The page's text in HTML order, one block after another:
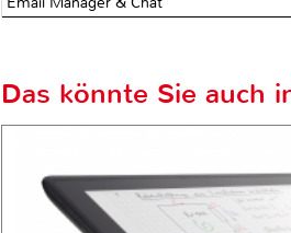
Das könnte Sie auch